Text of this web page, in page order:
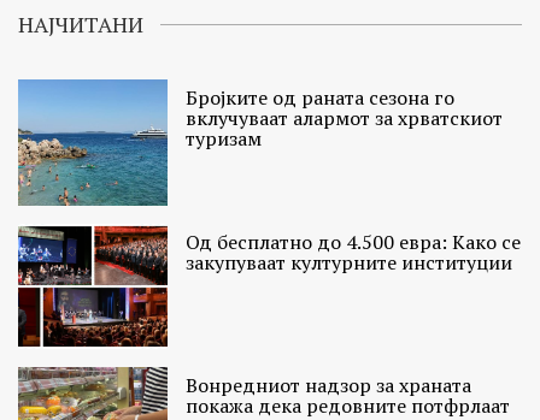
НАЈЧИТАНИ
Бројките од раната сезона го
вклучуваат алармот за хрватскиот
туризам
Од бесплатно до 4.500 евра: Како се
закупуваат културните институции
Вонредниот надзор за храната
покажа дека редовните потфрлаат